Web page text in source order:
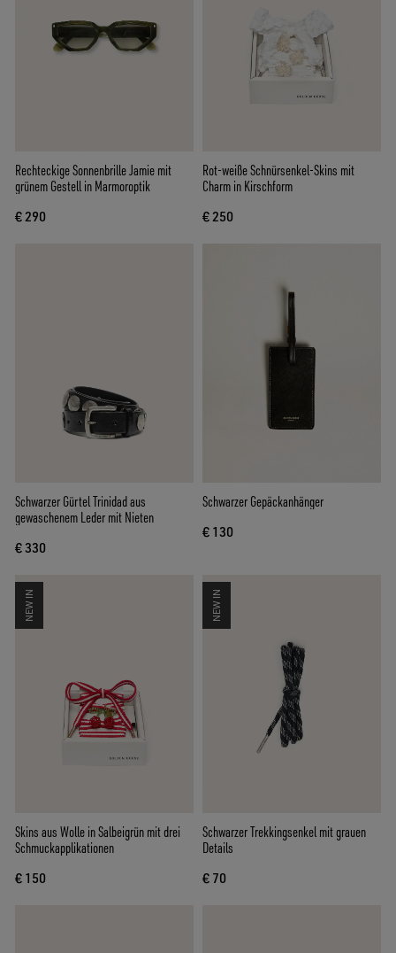
Rechteckige Sonnenbrille Jamie mit
grünem Gestell in Marmoroptik
€ 290
Rot-weiße Schnürsenkel-Skins mit
Charm in Kirschform
€ 250
Schwarzer Gürtel Trinidad aus
gewaschenem Leder mit Nieten
€ 330
Schwarzer Gepäckanhänger
€ 130
NEW IN
Skins aus Wolle in Salbeigrün mit drei
Schmuckapplikationen
€ 150
NEW IN
Schwarzer Trekkingsenkel mit grauen
Details
€ 70